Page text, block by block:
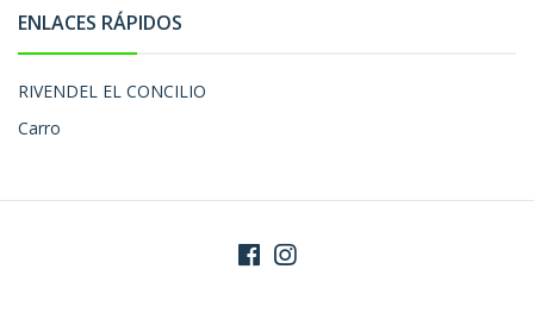
ENLACES RÁPIDOS
RIVENDEL EL CONCILIO
Carro